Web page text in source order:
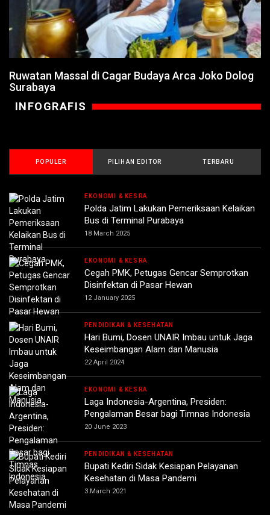
Ruwatan Massal di Cagar Budaya Arca Joko Dolog
Surabaya
INFOGRAFIS
POPULER PILIHAN EDITOR TERBARU
EKONOMI & KESRA
Polda Jatim Lakukan Pemeriksaan Kelaikan
Bus di Terminal Purabaya
18 March 2025
EKONOMI & KESRA
Cegah PMK, Petugas Gencar Semprotkan
Disinfektan di Pasar Hewan
12 January 2025
PENDIDIKAN & KESEHATAN
Hari Bumi, Dosen UNAIR Imbau untuk Jaga
Keseimbangan Alam dan Manusia
22 April 2024
EKONOMI & KESRA
Laga Indonesia-Argentina, Presiden:
Pengalaman Besar bagi Timnas Indonesia
20 June 2023
PENDIDIKAN & KESEHATAN
Bupati Kediri Sidak Kesiapan Pelayanan
Kesehatan di Masa Pandemi
3 March 2021